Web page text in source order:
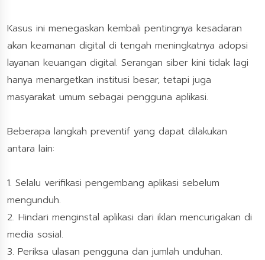
Kasus ini menegaskan kembali pentingnya kesadaran
akan keamanan digital di tengah meningkatnya adopsi
layanan keuangan digital. Serangan siber kini tidak lagi
hanya menargetkan institusi besar, tetapi juga
masyarakat umum sebagai pengguna aplikasi.
Beberapa langkah preventif yang dapat dilakukan
antara lain:
1. Selalu verifikasi pengembang aplikasi sebelum
mengunduh.
2. Hindari menginstal aplikasi dari iklan mencurigakan di
media sosial.
3. Periksa ulasan pengguna dan jumlah unduhan.